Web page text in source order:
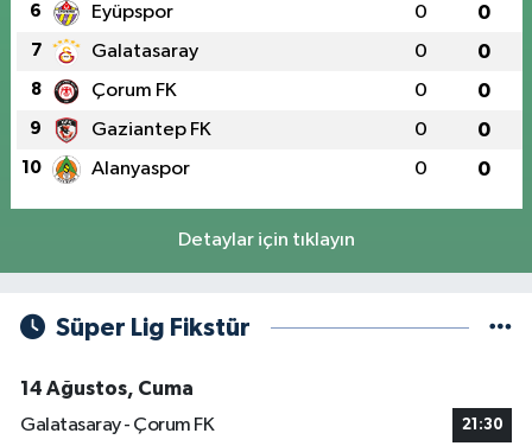
6 Eyüpspor 0 0
7 Galatasaray 0 0
8 Çorum FK 0 0
9 Gaziantep FK 0 0
10 Alanyaspor 0 0
Detaylar için tıklayın
Süper Lig Fikstür
14 Ağustos, Cuma
Galatasaray - Çorum FK
21:30